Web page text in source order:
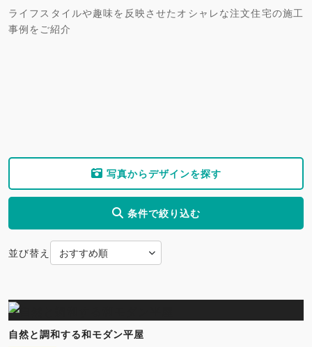
ライフスタイルや趣味を反映させたオシャレな注文住宅の施工
事例をご紹介
写真からデザインを探す
条件で絞り込む
並び替え
自然と調和する和モダン平屋